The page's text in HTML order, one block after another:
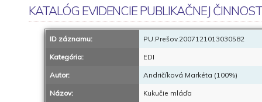
KATALÓG EVIDENCIE PUBLIKAČNEJ
ID záznamu: PU.Prešov.2007121013030582
Kategória: EDI
Autor: Andričíková Markéta (100%)
Názov: Kukučie mláďa